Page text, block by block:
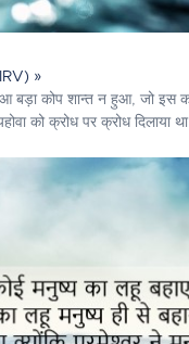
»
बड़ा कोप शान्त न हुआ, जो इस
को क्रोध पर क्रोध दिलाया